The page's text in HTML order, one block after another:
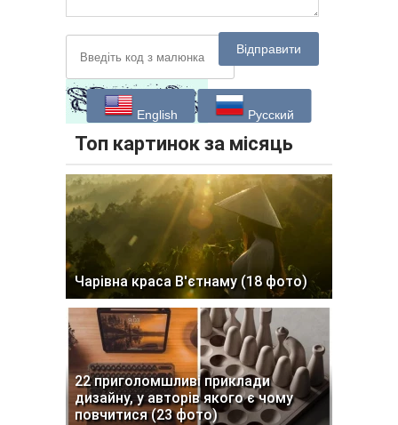
Відправити
English Русский
Топ картинок за місяць
Чарівна краса В'єтнаму (18 фото)
22 приголомшливі приклади
дизайну, у авторів якого є чому
повчитися (23 фото)